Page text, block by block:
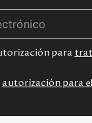
para
autorización para